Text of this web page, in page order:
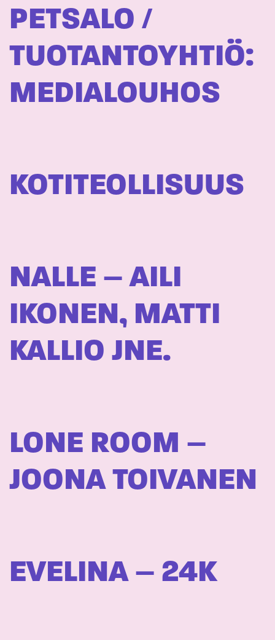
PETSALO /
TUOTANTOYHTIÖ:
MEDIALOUHOS
KOTITEOLLISUUS
NALLE – AILI
IKONEN, MATTI
KALLIO JNE.
LONE ROOM –
JOONA TOIVANEN
EVELINA – 24K